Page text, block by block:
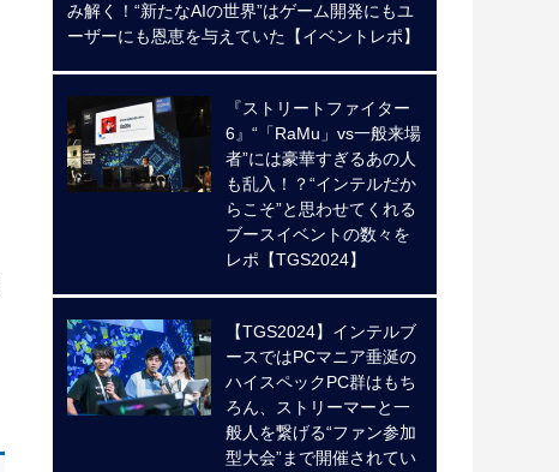
み解く！“新たなAIの世界”はゲーム開発にもユ
ーザーにも恩恵を与えていた【イベントレポ】
『ストリートファイター
6』“「RaMu」vs一般来場
者”には豪華すぎるあの人
も乱入！？“インテルだか
らこそ”と思わせてくれる
ブースイベントの数々を
レポ【TGS2024】
【TGS2024】インテルブ
ースではPCマニア垂涎の
ハイスペックPC群はもち
ろん、ストリーマーと一
般人を繋げる“ファン参加
型大会”まで開催されてい